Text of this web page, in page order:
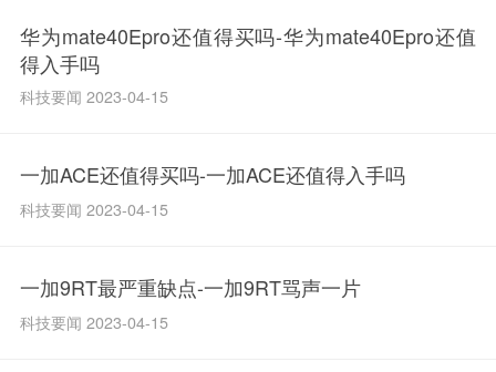
华为mate40Epro还值得买吗-华为mate40Epro还值
得入手吗
科技要闻 2023-04-15
一加ACE还值得买吗-一加ACE还值得入手吗
科技要闻 2023-04-15
一加9RT最严重缺点-一加9RT骂声一片
科技要闻 2023-04-15